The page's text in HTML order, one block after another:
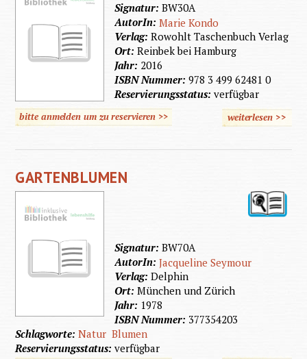
Signatur:BW30A
AutorIn:Marie Kondo
Verlag:Rowohlt Taschenbuch Verlag
Ort:Reinbek bei Hamburg
Jahr: 2016
ISBN Nummer:978 3 499 62481 0
Reservierungsstatus:verfügbar
bitte anmelden um zu reservieren >> weiterlesen
über
>>
GARTENBLUMEN
Signatur:BW70A
AutorIn:Jacqueline Seymour
Verlag:Delphin
Ort:München und Zürich
Jahr: 1978
ISBN Nummer: 377354203
Schlagworte:Natur Blumen
Reservierungsstatus:verfügbar